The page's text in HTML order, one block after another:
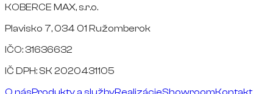
KOBERCE MAX, s.r.o.
Plavisko 7, 034 01 Ružomberok
IČO: 31636632
IČ DPH: SK 2020431105